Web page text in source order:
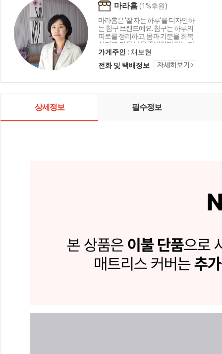
마라홈(1%후원)
마라홈은 ‘잘 자는 하루’를 디자인하
는 침구 브랜드예요. 침구는 하루의
피로를 정리하고, 몸과 기분을 회복
시키고, 다음 날을 준비하게 하는 가
장 가까운 생활 도구에요. 그래서 마
라홈은 늘 이렇게 선택해요. 화려함
보다 기본을, 과한 기능보다 꼭 필요
를요. "없어서는 안 될 아주 소중한
가게주인 : 채보현
전화 및 택배정보
상세정보 필수정보